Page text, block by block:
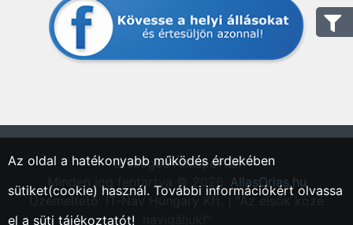
"Országos Állásportál."
Minden jog fentartva © 2026. AllasOrias.hu
Üzemeltető: IT-Nav Hungary Kft. | "Az elsők közé
Az oldal a hatékonyabb működés érdekében
sütiket(cookie) használ. További információkért olvassa
el a süti tájékoztatót!